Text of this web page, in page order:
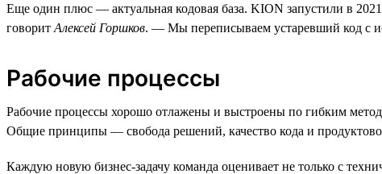
Еще один плюс — актуальная кодовая база. KION запустили в
говорит Алексей Горшков. — Мы переписываем устаревший код с
Рабочие процессы
Рабочие процессы хорошо отлажены и выстроены по гибким
Общие принципы — свобода решений, качество кода и
Каждую новую бизнес-задачу команда оценивает не только с